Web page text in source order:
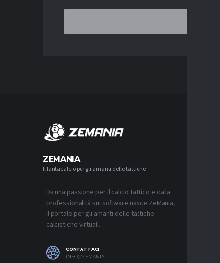
ZEMANIA
Il fantacalcio per gli amanti delle tattiche
Da una passione per il calcio tattico e dalla
professionalità sui software nasce ZeMania,
il portale per gli amanti delle tattiche
calcistiche virtuali.
CONTATTACI
INFO@ZEMANIA.IT